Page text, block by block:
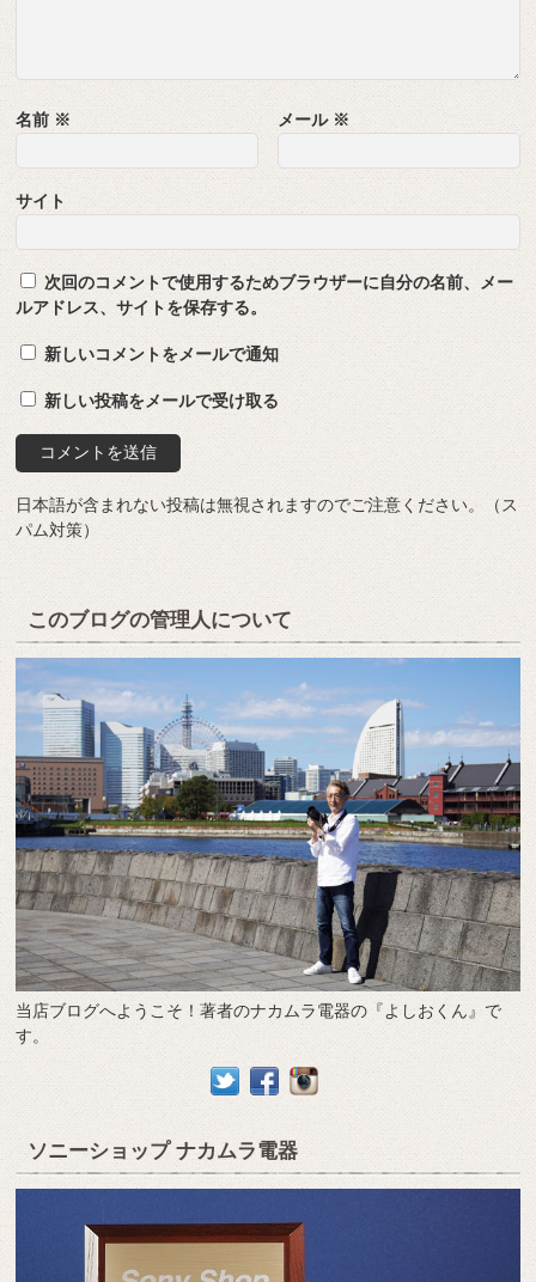
名前 ※ メール ※
サイト
次回のコメントで使用するためブラウザーに自分の名前、メー
ルアドレス、サイトを保存する。
新しいコメントをメールで通知
新しい投稿をメールで受け取る
日本語が含まれない投稿は無視されますのでご注意ください。（ス
パム対策）
このブログの管理人について
当店ブログへようこそ！著者のナカムラ電器の『よしおくん』で
す。
ソニーショップ ナカムラ電器